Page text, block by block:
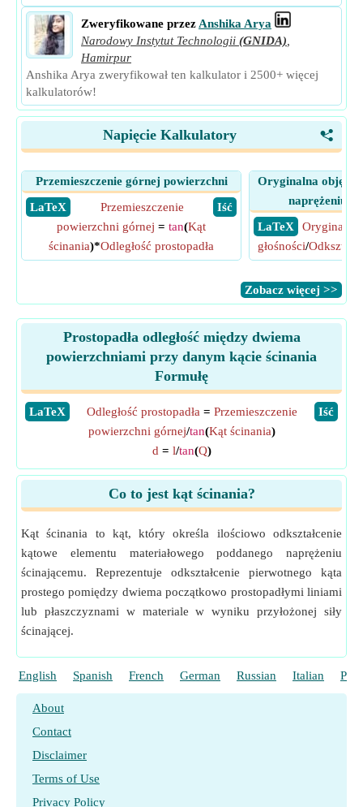
Zweryfikowane przez Anshika Arya
Narodowy Instytut Technologii (GNIDA)
Hamirpur
Anshika Arya zweryfikował ten kalkulator i 2500+ więcej
kalkulatorów!
<
Napięcie Kalkulatory
Przemieszczenie górnej powierzchni
​ LaTeX
​ Iść
Przemieszczenie
powierzchni górnej = tan(Kąt
ścinania)*Odległość prostopadła
Oryginalna
naprężeniu
​ LaTeX
Oryginalna
głośności/
​Zobacz więcej >>
Prostopadła odległość między dwiema
powierzchniami przy danym kącie ścinania
Formułę
​LaTeX ​Iść
Odległość prostopadła = Przemieszczenie
powierzchni górnej/tan(Kąt ścinania)
d = l/tan(Q)
Co to jest kąt ścinania?
Kąt ścinania to kąt, który określa ilościowo odkształcenie
kątowe elementu materiałowego poddanego naprężeniu
ścinającemu. Reprezentuje odkształcenie pierwotnego kąta
prostego pomiędzy dwiema początkowo prostopadłymi liniami
lub płaszczyznami w materiale w wyniku przyłożonej siły
ścinającej.
English Spanish French German Russian Italian
About
Contact
Disclaimer
Terms of Use
Privacy Policy